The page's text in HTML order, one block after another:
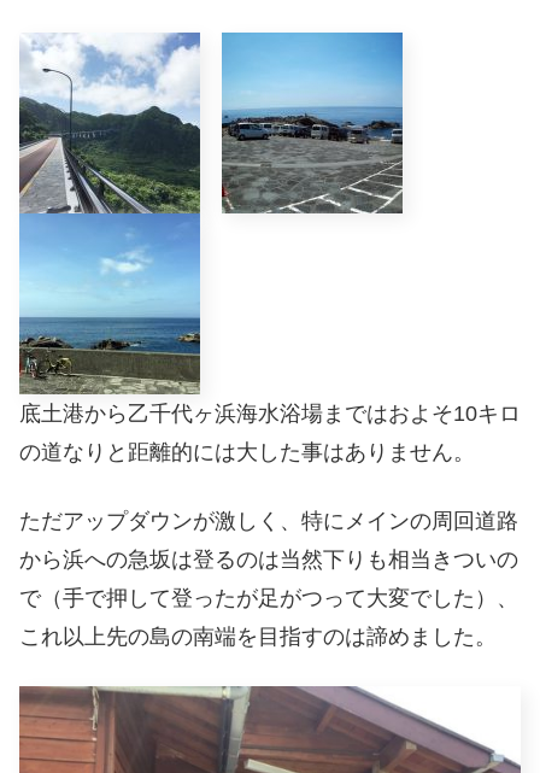
底土港から乙千代ヶ浜海水浴場まではおよそ10キロ
の道なりと距離的には大した事はありません。
ただアップダウンが激しく、特にメインの周回道路
から浜への急坂は登るのは当然下りも相当きついの
で（手で押して登ったが足がつって大変でした）、
これ以上先の島の南端を目指すのは諦めました。